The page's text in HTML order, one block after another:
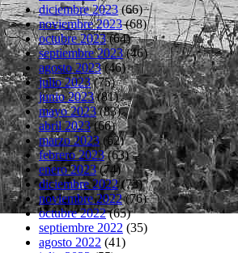
diciembre 2023(66)
noviembre 2023(68)
octubre 2023(64)
septiembre 2023(46)
agosto 2023(46)
julio 2023(75)
junio 2023(81)
mayo 2023(83)
abril 2023(66)
marzo 2023(62)
febrero 2023(63)
enero 2023(74)
diciembre 2022(73)
noviembre 2022(76)
octubre 2022(65)
septiembre 2022 (35)
agosto 2022 (41)